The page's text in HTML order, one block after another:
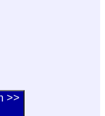
>>